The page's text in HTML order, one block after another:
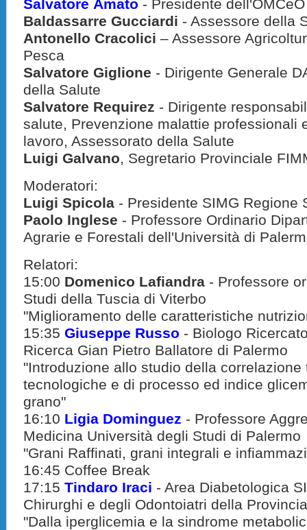
Salvatore Amato - Presidente
Baldassarre Gucciardi - Assessore della
Antonello Cracolici – Assessore
Pesca
Salvatore Giglione - Dirigente Generale
della Salute
Salvatore Requirez - Dirigente
salute, Prevenzione malattie professionali
lavoro, Assessorato della Salute
Luigi Galvano, Segretario Provinciale
Moderatori:
Luigi Spicola - Presidente SIMG Regione
Paolo Inglese - Professore Ordinario
Agrarie e Forestali dell'Università di
Relatori:
15:00 Domenico Lafiandra - Professore
Studi della Tuscia di Viterbo
"Miglioramento delle caratteristiche
15:35Giuseppe Russo - Biologo
Ricerca Gian Pietro Ballatore di Palermo
"Introduzione allo studio della correlazione
tecnologiche e di processo ed indice
grano"
16:10 Ligia Dominguez - Professore
Medicina Università degli Studi di Palermo
"Grani Raffinati, grani integrali e
16:45 Coffee Break
17:15Tindaro Iraci - Area Diabetologica
Chirurghi e degli Odontoiatri della
"Dalla iperglicemia e la sindrome